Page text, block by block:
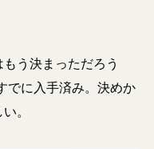
う決まっただろう
でに入手済み。決めか
。